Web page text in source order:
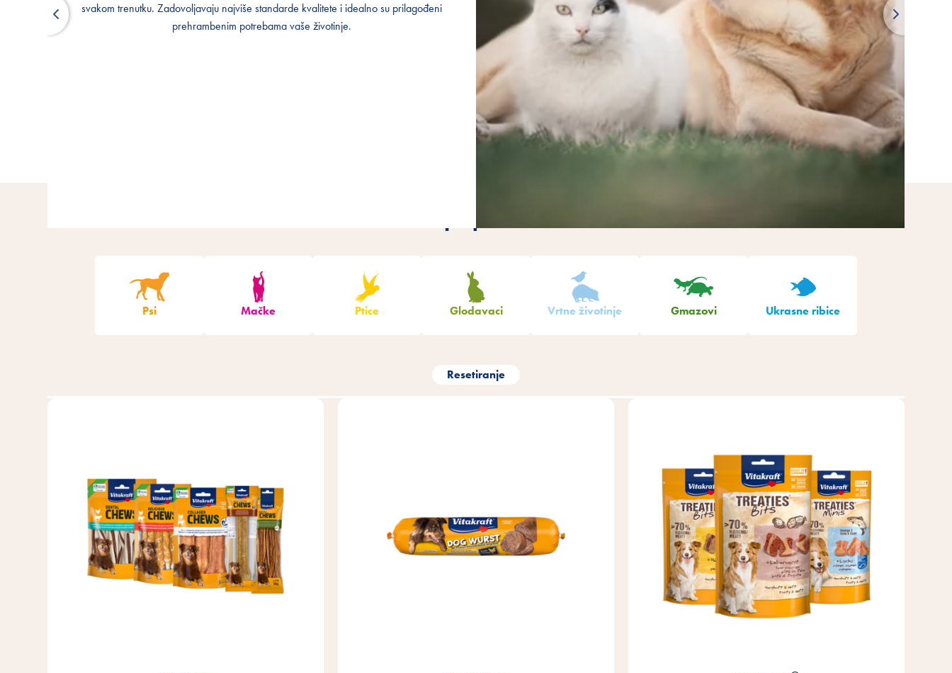
svakom trenutku. Zadovoljavaju najviše standarde kvalitete i idealno su prilagođeni
prehrambenim potrebama vaše životinje.
svakom trenutku. Zadovoljavaju najviše standarde kvalitete i idealno su prilagođeni
prehrambenim potrebama vaše životinje.
Psi Mačke Ptice Glodavaci Vrtne životinje Gmazovi Ukrasne ribice
Resetiranje